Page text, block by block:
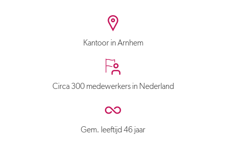
Kantoor in Arnhem
Circa 300 medewerkers in Nederland
Gem. leeftijd 46 jaar